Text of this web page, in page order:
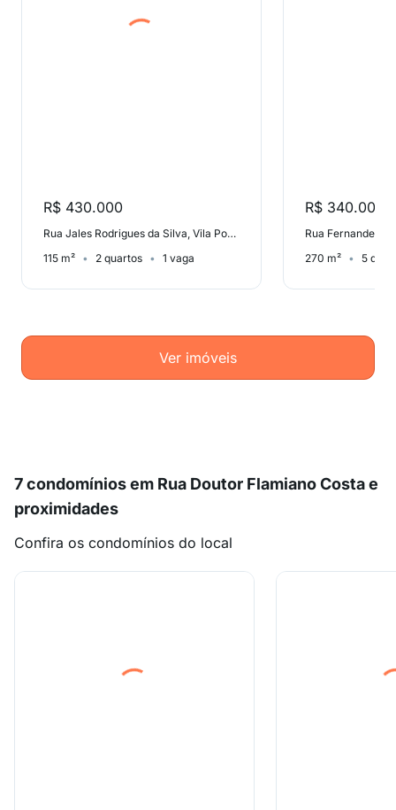
R$ 430.000
Rua Jales Rodrigues da Silva, Vila Ponte Rasa
115 m²
2 quartos 1 vaga
R$ 340.000
270 m² 5
Ver imóveis
7 condomínios em Rua Doutor Flamiano Costa e
proximidades
Confira os condomínios do local